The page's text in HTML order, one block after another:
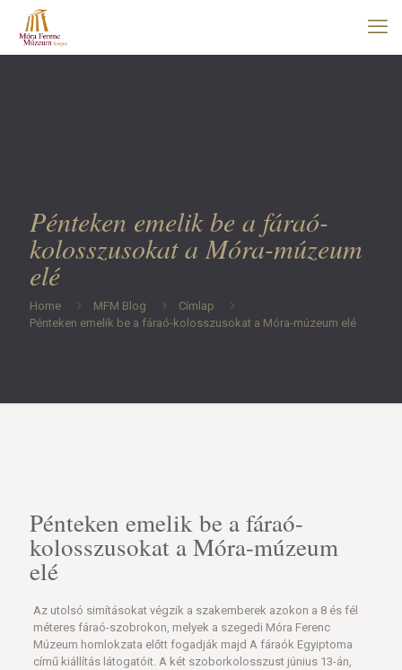
Pénteken emelik be a fáraó-
kolosszusokat a Móra-múzeum
elé
Home MFM Blog
Címlap
Pénteken emelik be a fáraó-kolosszusokat a Móra-múzeum elé
Pénteken emelik be a fáraó-
kolosszusokat a Móra-múzeum
elé
Az utolsó simításokat végzik a szakemberek azokon a 8 és fél
méteres fáraó-szobrokon, melyek a szegedi Móra Ferenc
Múzeum homlokzata előtt fogadják majd A fáraók Egyiptoma
című kiállítás látogatóit. A két szoborkolosszust június 13-án,